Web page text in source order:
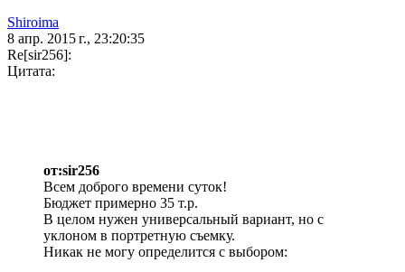
Shiroima
8 апр. 2015 г., 23:20:35
Re[sir256]:
Цитата:
от:sir256
Всем доброго времени суток!
Бюджет примерно 35 т.р.
В целом нужен универсальный вариант, но с
уклоном в портретную съемку.
Никак не могу определится с выбором: